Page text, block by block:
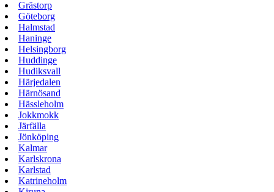
Grästorp
Göteborg
Halmstad
Haninge
Helsingborg
Huddinge
Hudiksvall
Härjedalen
Härnösand
Hässleholm
Jokkmokk
Järfälla
Jönköping
Kalmar
Karlskrona
Karlstad
Katrineholm